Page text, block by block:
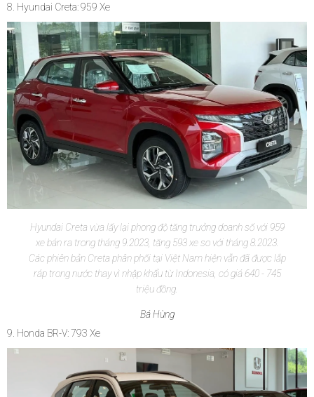
8. Hyundai Creta: 959 Xe
Hyundai Creta vừa lấy lại phong độ tăng trưởng doanh số với 959
xe bán ra trong tháng 9.2023, tăng 593 xe so với tháng 8.2023.
Các phiên bản Creta phân phối tại Việt Nam hiện vẫn đã được lắp
ráp trong nước thay vì nhập khẩu từ Indonesia, có giá 640 - 745
triệu đồng.
Bá Hùng
9. Honda BR-V: 793 Xe